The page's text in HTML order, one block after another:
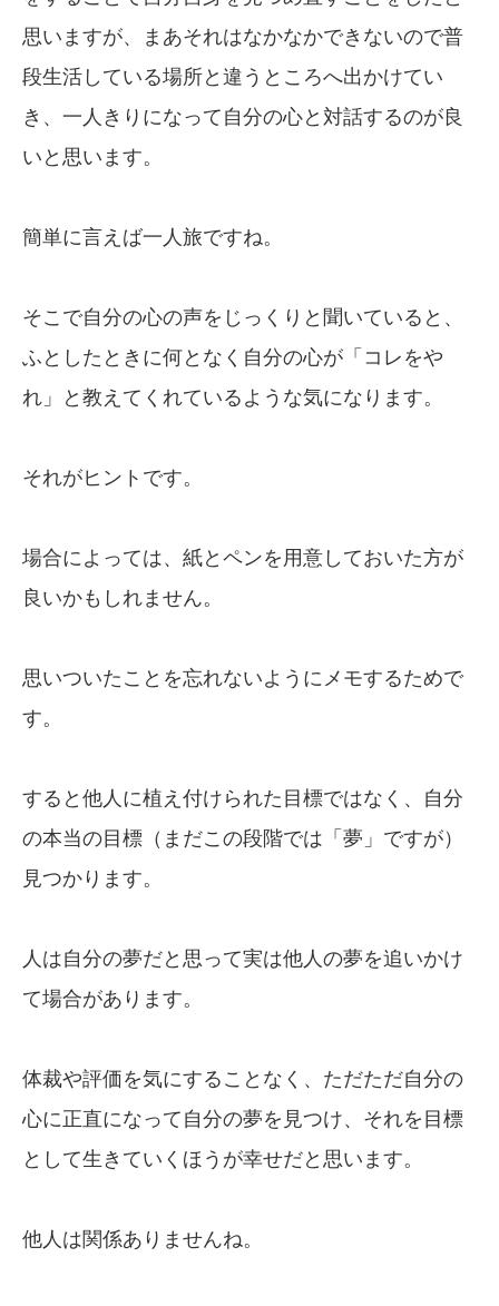
思いますが、まあそれはなかなかできないので普
段生活している場所と違うところへ出かけてい
き、一人きりになって自分の心と対話するのが良
いと思います。
簡単に言えば一人旅ですね。
そこで自分の心の声をじっくりと聞いていると、
ふとしたときに何となく自分の心が「コレをや
れ」と教えてくれているような気になります。
それがヒントです。
場合によっては、紙とペンを用意しておいた方が
良いかもしれません。
思いついたことを忘れないようにメモするためで
す。
すると他人に植え付けられた目標ではなく、自分
の本当の目標（まだこの段階では「夢」ですが）
見つかります。
人は自分の夢だと思って実は他人の夢を追いかけ
て場合があります。
体裁や評価を気にすることなく、ただただ自分の
心に正直になって自分の夢を見つけ、それを目標
として生きていくほうが幸せだと思います。
他人は関係ありませんね。